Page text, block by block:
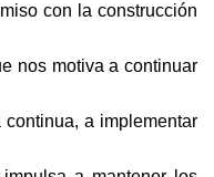
con la construcción
nos motiva a continuar
a implementar